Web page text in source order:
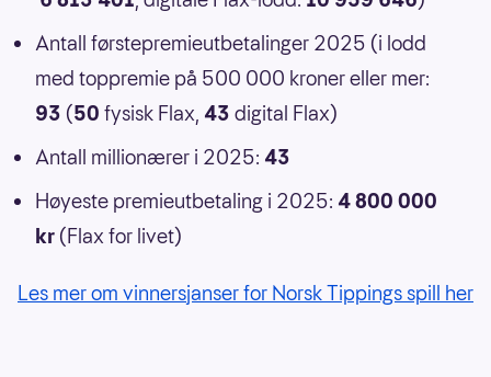
Antall førstepremieutbetalinger 2025 (i lodd
med toppremie på 500 000 kroner eller mer:
93 (50 fysisk Flax, 43 digital Flax)
Antall millionærer i 2025: 43
Høyeste premieutbetaling i 2025: 4 800 000
kr (Flax for livet)
Les mer om vinnersjanser for Norsk Tippings spill her